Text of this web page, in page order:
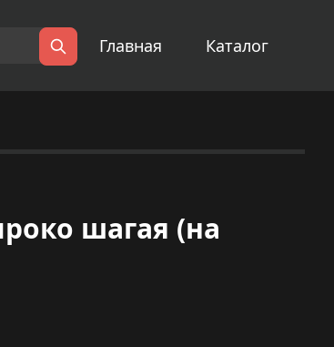
Поиск
Главная Каталог
шагая (на